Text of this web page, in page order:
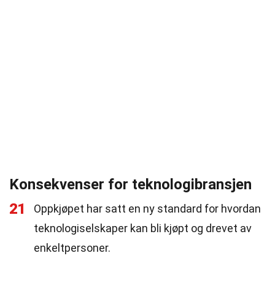
Konsekvenser for teknologibransjen
21
Oppkjøpet har satt en ny standard for hvordan
teknologiselskaper kan bli kjøpt og drevet av
enkeltpersoner.